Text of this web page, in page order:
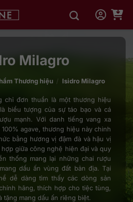
Milagro
Thương hiệu / Isidro Milagro
chỉ đơn thuần là một thương hiệu
biểu tượng của sự táo bạo và cá
mạnh. Với danh tiếng vang xa
agave, thương hiệu này chinh
bằng hương vị đậm đà và hậu vị
giữa công nghệ hiện đại và quy
thống mang lại những chai rượu
dấu ấn vùng đất bản địa. Tại
dễ dàng tìm thấy các dòng sản
hãng, thích hợp cho tiệc tùng,
tặng mang dấu ấn riêng biệt.